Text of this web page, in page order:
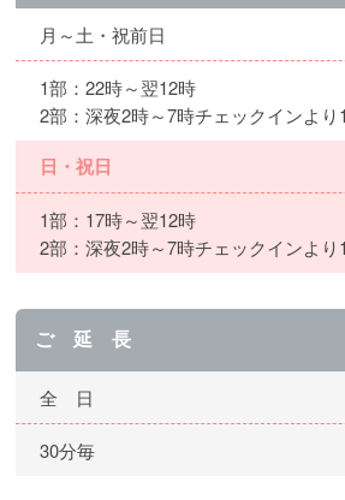
月～土・祝前日
1部：22時～翌12時
2部：深夜2時～7時チェックインよ
日・祝日
1部：17時～翌12時
2部：深夜2時～7時チェックインよ
ご 延 長
全 日
30分毎